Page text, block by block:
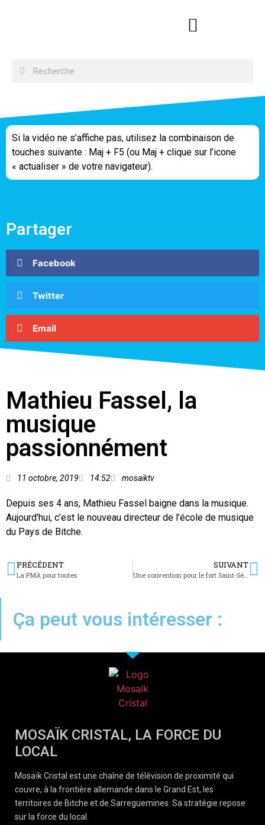
Si la vidéo ne s’affiche pas, utilisez la combinaison de
touches suivante : Maj + F5 (ou Maj + clique sur l’icone
« actualiser » de votre navigateur).
Partager
Facebook
Twitter
Email
Mathieu Fassel, la
musique
passionnément
11 octobre, 2019 14:52 mosaiktv
Depuis ses 4 ans, Mathieu Fassel baigne dans la musique.
Aujourd’hui, c’est le nouveau directeur de l’école de musique
du Pays de Bitche.
PRÉCÉDENT
La PMA pour toutes
SUIVANT
Une convention pour le fort Saint-Sébastien
Ça peut vous intéresser :
MOSAÏK CRISTAL, LA FORCE DU
LOCAL
Mosaïk Cristal est une chaîne de télévision de proximité qui
couvre, à la frontière allemande dans le Grand Est, les
territoires de Bitche et de Sarreguemines. Sa stratégie repose
sur la force du local.